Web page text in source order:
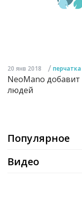
20 янв 2018 / перчатка
NeoMano
людей
Популярное
Видео